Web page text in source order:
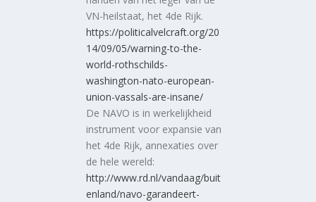
VN-heilstaat, het 4de Rijk.
https://politicalvelcraft.org/20
14/09/05/warning-to-the-
world-rothschilds-
washington-nato-european-
union-vassals-are-insane/
De NAVO is in werkelijkheid
instrument voor expansie van
het 4de Rijk, annexaties over
de hele wereld:
http://www.rd.nl/vandaag/buit
enland/navo-garandeert-